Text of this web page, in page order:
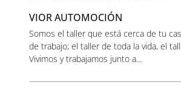
VIOR AUTOMOCIÓN
Somos el taller que está cerca de tu
de trabajo; el taller de toda la vida, el
Vivimos y trabajamos junto a...